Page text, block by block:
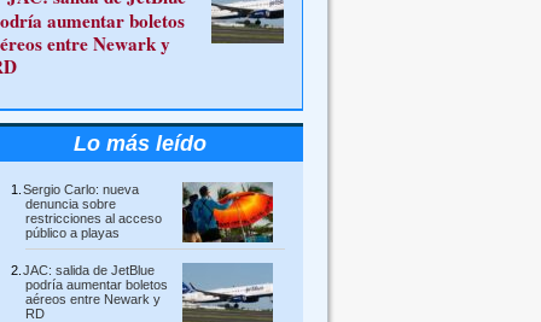
aumentar boletos
entre Newark y
Lo más leído
Sergio Carlo: nueva
denuncia sobre
restricciones al acceso
público a playas
JAC: salida de JetBlue
podría aumentar boletos
aéreos entre Newark y
RD